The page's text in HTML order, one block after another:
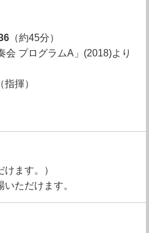
（約45分）
会 プログラムA」(2018)より
揮）
ます。）
ただけます。